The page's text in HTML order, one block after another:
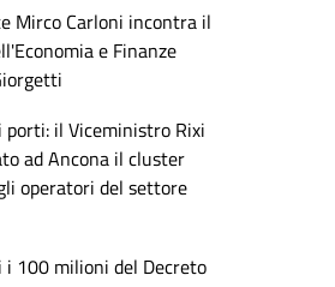
Mirco Carloni incontra il
e Finanze
porti: il Viceministro Rixi
ad Ancona il cluster
operatori del settore
100 milioni del Decreto